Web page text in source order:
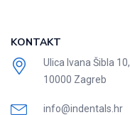
KONTAKT
Ulica Ivana Šibla 10,
10000 Zagreb
info@indentals.hr